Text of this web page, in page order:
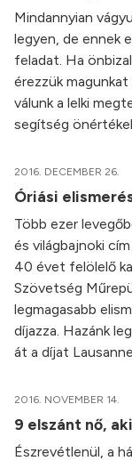
Mindannyian
legyen, de ennek
feladat. Ha
érezzük
válunk a lelki
segítség
2016. DECEMBER 26.
Óriási
Több ezer
és világbajnoki
40 évet felölelő
Szövetség
legmagasabb
díjazza. Hazánk
át a díjat
2016. NOVEMBER 14.
9 elszánt nő,
Észrevétlenül, a